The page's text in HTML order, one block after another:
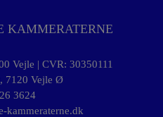
KAMMERATERNE
Vejle | CVR: 30350111
7120 Vejle Ø
3624
kammeraterne.dk